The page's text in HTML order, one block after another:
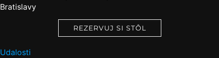
Bratislavy
REZERVUJ SI STÔL
Udalosti